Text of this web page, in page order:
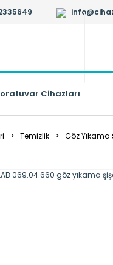
Cihazları
Temizlik Göz Yıkama